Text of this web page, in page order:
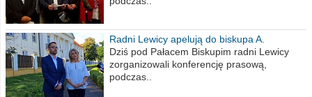
Radni Lewicy apelują do biskupa A.
Wiesława Meringa
Dziś pod Pałacem Biskupim radni Lewicy
zorganizowali konferencję prasową,
podczas..